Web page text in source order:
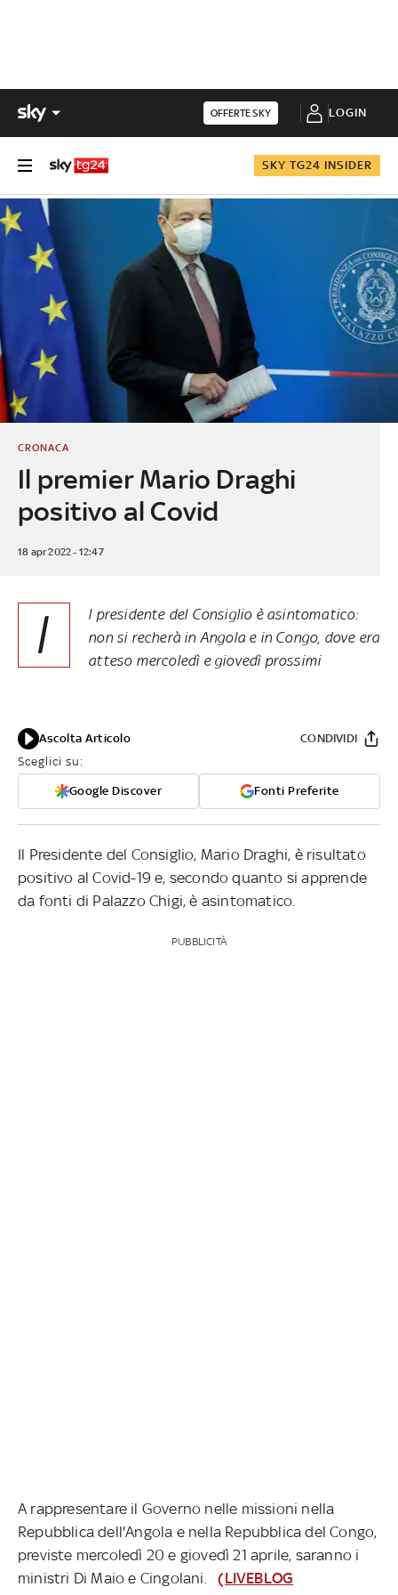
OFFERTE SKY LOGIN
SKY TG24 INSIDER
Il premier Mario Draghi
positivo al Covid
CRONACA
18 apr 2022 - 12:47
I
l presidente del Consiglio è asintomatico:
non si recherà in Angola e in Congo, dove era
atteso mercoledì e giovedì prossimi
Ascolta Articolo
Sceglici su:
Google Discover Fonti Preferite
CONDIVIDI
Il Presidente del Consiglio, Mario Draghi, è risultato
positivo al Covid-19 e, secondo quanto si apprende
da fonti di Palazzo Chigi, è asintomatico.
PUBBLICITÀ
A rappresentare il Governo nelle missioni nella
Repubblica dell'Angola e nella Repubblica del Congo,
previste mercoledì 20 e giovedì 21 aprile, saranno i
ministri Di Maio e Cingolani.
(LIVEBLOG